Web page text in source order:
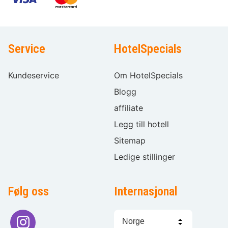
Service
Kundeservice
HotelSpecials
Om HotelSpecials
Blogg
affiliate
Legg till hotell
Sitemap
Ledige stillinger
Følg oss Internasjonal